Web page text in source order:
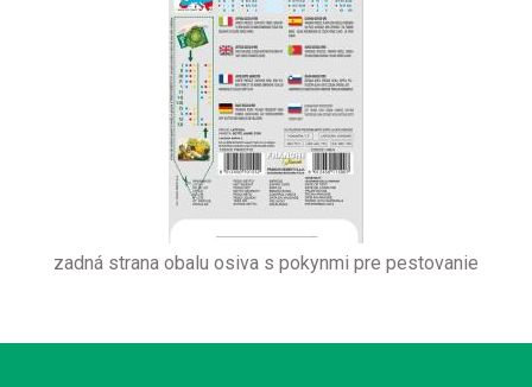
zadná strana obalu osiva s pokynmi pre pestovanie